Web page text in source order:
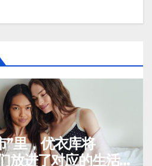
”里，优衣库将
放进了对应的生活